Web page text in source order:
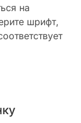
на
шрифт,